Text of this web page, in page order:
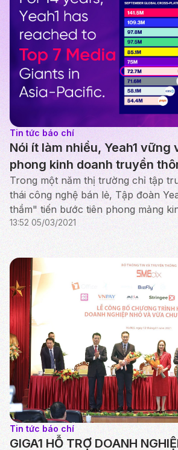
Tin tức báo chí
Nói ít làm nhiều, Yeah1 vững
phong kinh doanh truyền
tảng
Trong một năm thị trường chỉ tập
thái công nghệ bán lẻ, Tập đoàn
thầm" tiến bước tiên phong mảng
nên tên tuổi vượt biên giới: Truyền
...
13:52 05/03/2021
Tin tức báo chí
GIGA1 HỖ TRỢ DOANH